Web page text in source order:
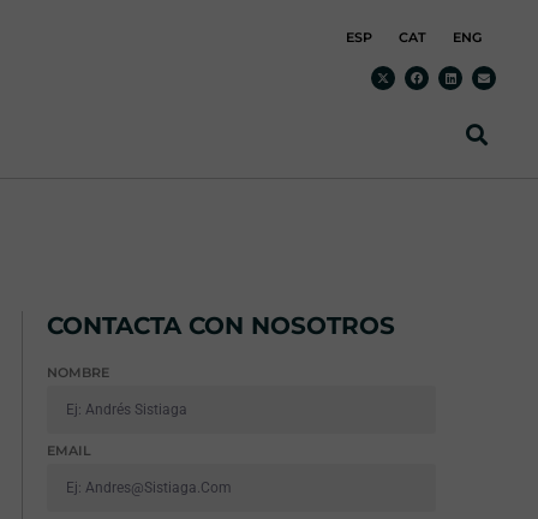
ESP CAT ENG
CONTACTA CON NOSOTROS
NOMBRE
EMAIL